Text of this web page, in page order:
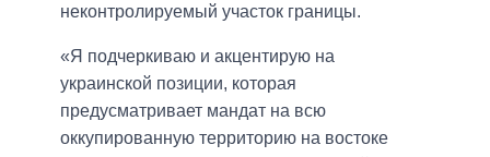
неконтролируемый участок границы.
«Я подчеркиваю и акцентирую на
украинской позиции, которая
предусматривает мандат на всю
оккупированную территорию на востоке